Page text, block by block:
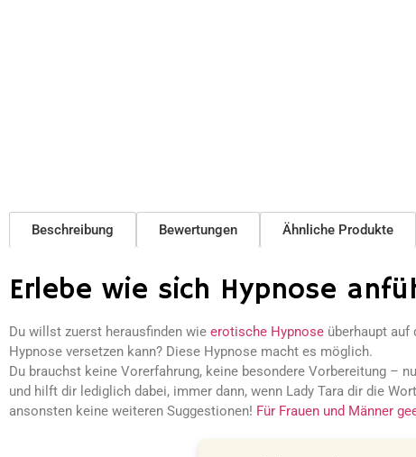
Beschreibung Bewertungen Ähnliche Produkte
Erlebe wie sich Hypnose
Du willst zuerst herausfinden wie erotische Hypnose überhaupt auf
Hypnose versetzen kann? Diese Hypnose macht es möglich.
Du brauchst keine Vorerfahrung, keine besondere Vorbereitung –
und hilft dir lediglich dabei, immer dann, wenn Lady Tara dir die
ansonsten keine weiteren Suggestionen! Für Frauen und Männer